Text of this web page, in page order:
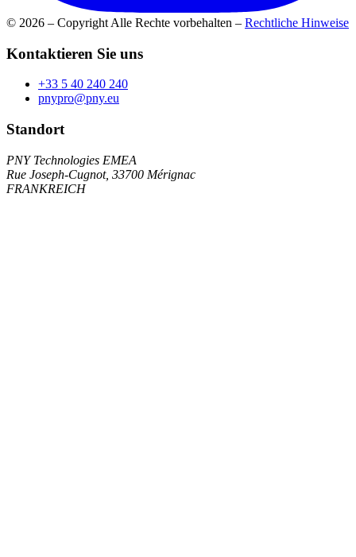
© 2026 – Copyright Alle Rechte vorbehalten – Rechtliche Hinweise
Kontaktieren Sie uns
+33 5 40 240 240
pnypro@pny.eu
Standort
PNY Technologies EMEA
Rue Joseph-Cugnot, 33700 Mérignac
FRANKREICH